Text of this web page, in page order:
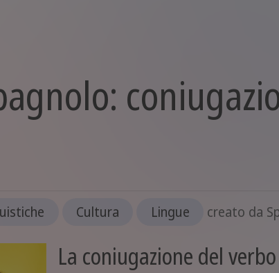
Cultura Lingue creato da
La coniugazione del